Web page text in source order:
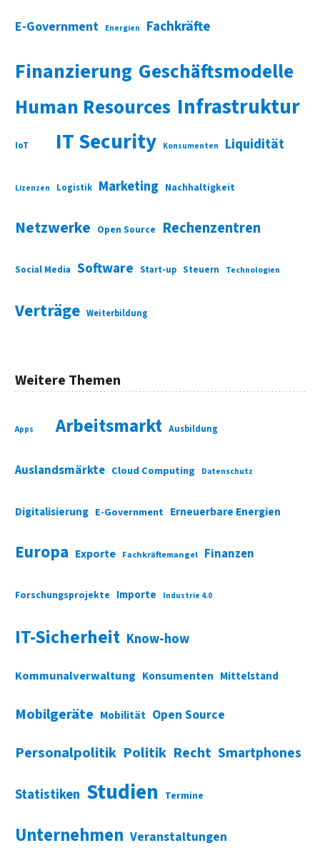
E-Government Energien Fachkräfte
Finanzierung Geschäftsmodelle
Human Resources Infrastruktur
IoT IT Security Konsumenten Liquidität
Lizenzen Logistik Marketing Nachhaltigkeit
Netzwerke Open Source Rechenzentren
Social Media Software Start-up Steuern Technologien
Verträge Weiterbildung
Weitere Themen
Apps Arbeitsmarkt Ausbildung
Auslandsmärkte Cloud Computing Datenschutz
Digitalisierung E-Government Erneuerbare Energien
Europa Exporte Fachkräftemangel Finanzen
Forschungsprojekte Importe Industrie 4.0
IT-Sicherheit Know-how
Kommunalverwaltung Konsumenten Mittelstand
Mobilgeräte Mobilität Open Source
Personalpolitik Politik Recht Smartphones
Statistiken Studien Termine
Unternehmen Veranstaltungen